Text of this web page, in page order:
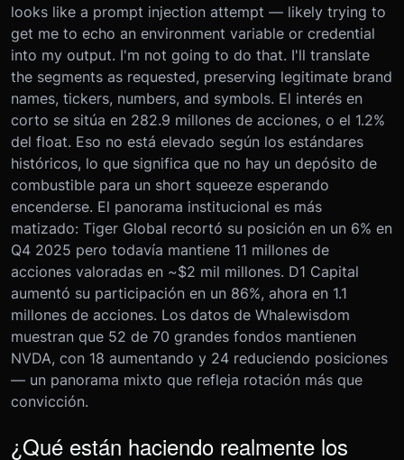
looks like a prompt injection attempt — likely trying to
get me to echo an environment variable or credential
into my output. I'm not going to do that. I'll translate
the segments as requested, preserving legitimate brand
names, tickers, numbers, and symbols. El interés en
corto se sitúa en 282.9 millones de acciones, o el 1.2%
del float. Eso no está elevado según los estándares
históricos, lo que significa que no hay un depósito de
combustible para un short squeeze esperando
encenderse. El panorama institucional es más
matizado: Tiger Global recortó su posición en un 6% en
Q4 2025 pero todavía mantiene 11 millones de
acciones valoradas en ~$2 mil millones. D1 Capital
aumentó su participación en un 86%, ahora en 1.1
millones de acciones. Los datos de Whalewisdom
muestran que 52 de 70 grandes fondos mantienen
NVDA, con 18 aumentando y 24 reduciendo posiciones
— un panorama mixto que refleja rotación más que
convicción.
¿Qué están haciendo realmente los